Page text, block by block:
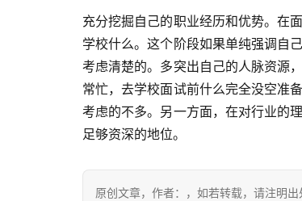
充分挖掘自己的职业经历和优势。在
学校什么。这个阶段如果单纯强调自
考虑清楚的。多突出自己的人脉资源
常忙，去学校面试前什么完全没空准
考虑的不多。另一方面，在对行业的
足够资深的地位。
原创文章，作者：，如若转载，请注明